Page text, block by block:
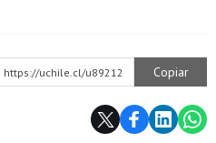
https://uchile.cl/u89212 Copiar